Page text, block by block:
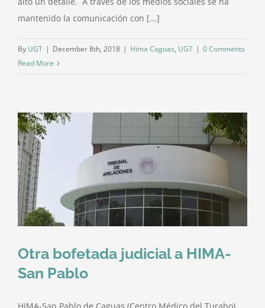
mantenido la comunicación con [...]
By UGT | December 8th, 2018 | Hima Caguas, UGT | 0 Comments
Read More
Otra bofetada judicial a HIMA-
San Pablo